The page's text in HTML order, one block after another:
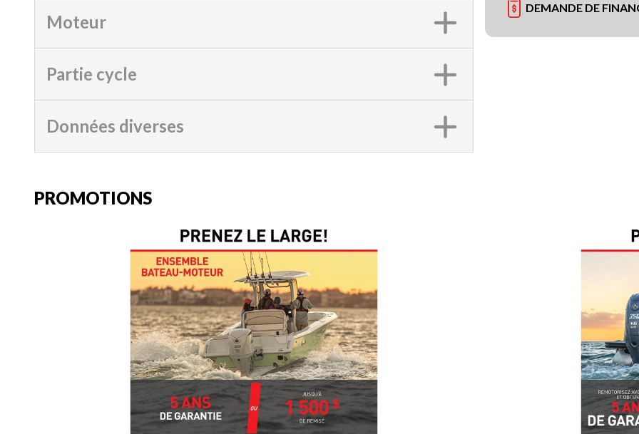
DEMANDE DE
Moteur
Partie cycle
Données diverses
PROMOTIONS